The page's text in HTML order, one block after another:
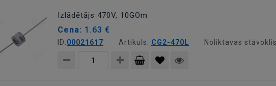
Izlādētājs 470V, 10GOm
Cena: 1.63 €
ID:00021617 Artikuls: CG2-470L Noliktavas